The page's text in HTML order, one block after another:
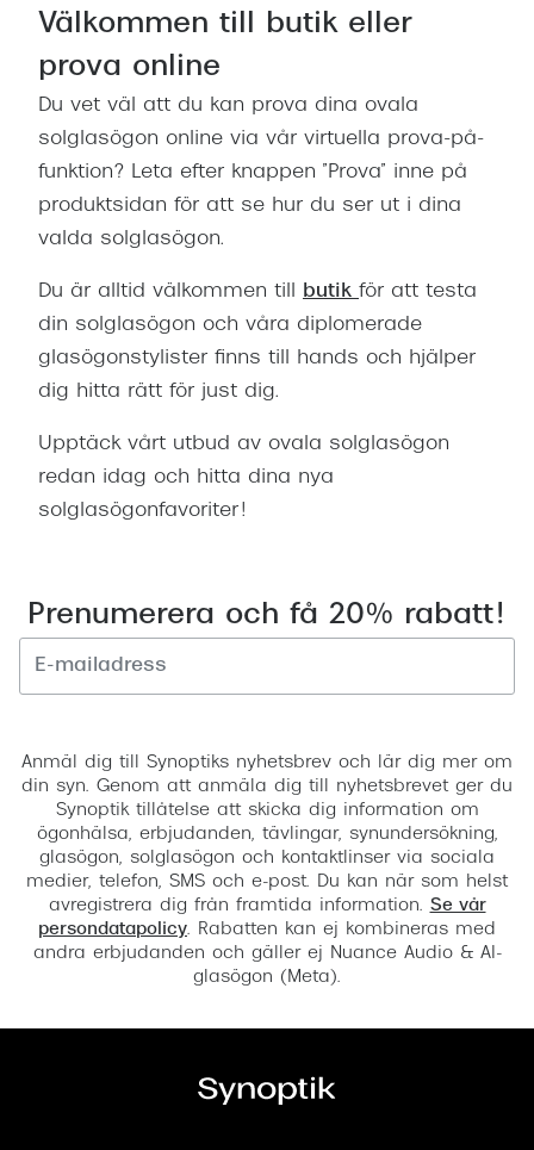
Välkommen till butik eller
prova online
Du vet väl att du kan prova dina ovala
solglasögon online via vår virtuella prova-på-
funktion? Leta efter knappen ”Prova” inne på
produktsidan för att se hur du ser ut i dina
valda solglasögon.
Du är alltid välkommen till butik för att testa
din solglasögon och våra diplomerade
glasögonstylister finns till hands och hjälper
dig hitta rätt för just dig.
Upptäck vårt utbud av ovala solglasögon
redan idag och hitta dina nya
solglasögonfavoriter!
Prenumerera och få 20% rabatt!
Anmäl dig till Synoptiks nyhetsbrev och lär dig mer om
din syn. Genom att anmäla dig till nyhetsbrevet ger du
Synoptik tillåtelse att skicka dig information om
ögonhälsa, erbjudanden, tävlingar, synundersökning,
glasögon, solglasögon och kontaktlinser via sociala
medier, telefon, SMS och e-post. Du kan när som helst
avregistrera dig från framtida information. Se vår
persondatapolicy. Rabatten kan ej kombineras med
andra erbjudanden och gäller ej Nuance Audio & AI-
glasögon (Meta).